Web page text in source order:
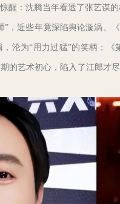
醒：沈腾当年看透了张艺谋
”，近些年竟深陷舆论漩涡。
沦为“用力过猛”的笑柄；
的艺术初心，陷入了江郎才